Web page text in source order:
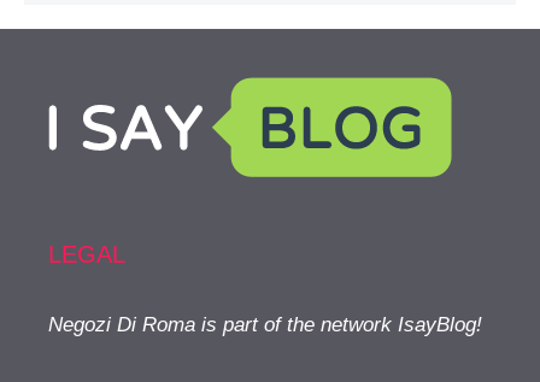
LEGAL
Negozi Di Roma is part of the network IsayBlog!